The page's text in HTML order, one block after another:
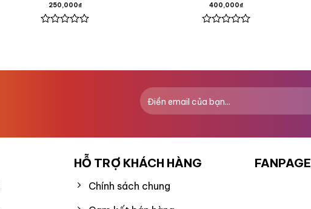
250,000₫
5
400,000₫
5
HỖ TRỢ KHÁCH HÀNG
Chính sách chung
FANPAGE